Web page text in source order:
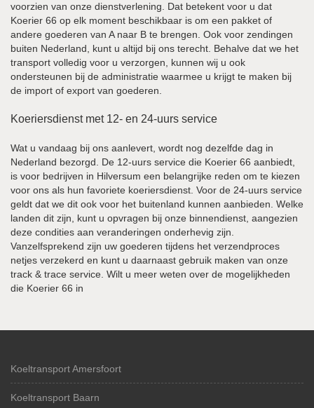
voorzien van onze dienstverlening. Dat betekent voor u dat
Koerier 66 op elk moment beschikbaar is om een pakket of
andere goederen van A naar B te brengen. Ook voor zendingen
buiten Nederland, kunt u altijd bij ons terecht. Behalve dat we het
transport volledig voor u verzorgen, kunnen wij u ook
ondersteunen bij de administratie waarmee u krijgt te maken bij
de import of export van goederen.
Koeriersdienst met 12- en 24-uurs service
Wat u vandaag bij ons aanlevert, wordt nog dezelfde dag in
Nederland bezorgd. De 12-uurs service die Koerier 66 aanbiedt,
is voor bedrijven in Hilversum een belangrijke reden om te kiezen
voor ons als hun favoriete koeriersdienst. Voor de 24-uurs service
geldt dat we dit ook voor het buitenland kunnen aanbieden. Welke
landen dit zijn, kunt u opvragen bij onze binnendienst, aangezien
deze condities aan veranderingen onderhevig zijn.
Vanzelfsprekend zijn uw goederen tijdens het verzendproces
netjes verzekerd en kunt u daarnaast gebruik maken van onze
track & trace service. Wilt u meer weten over de mogelijkheden
die Koerier 66 in
Koeltransport Amersfoort
Koeltransport Baarn